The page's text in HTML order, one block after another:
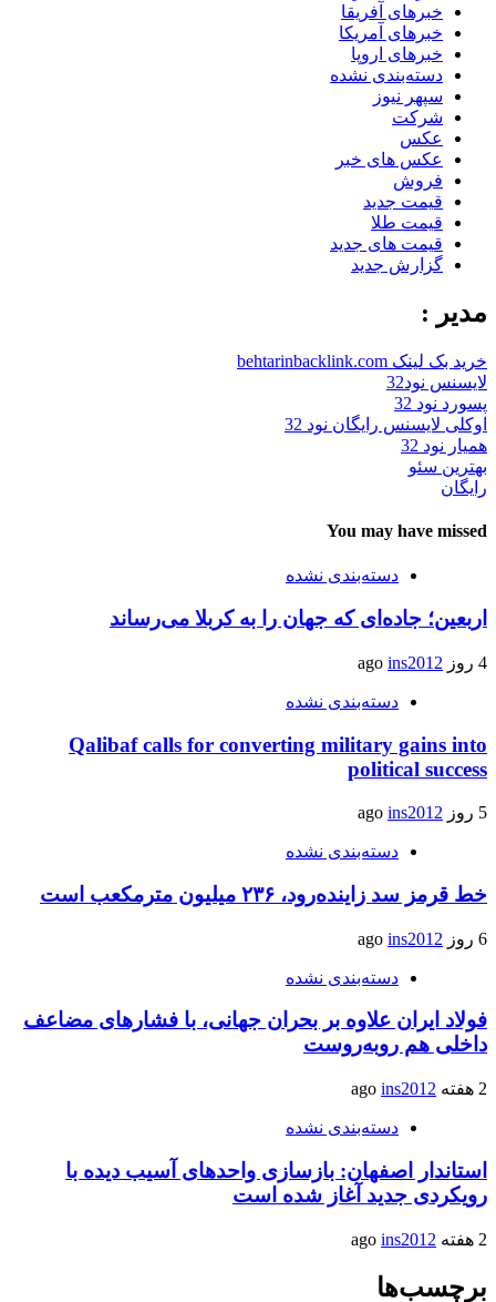
خبرهای آفریقا
خبرهای آمریکا
خبرهای اروپا
دسته‌بندی نشده
سپهر نیوز
شرکت
عکس
عکس های خبر
فروش
قیمت جدید
قیمت طلا
قیمت های جدید
گزارش جدید
مدیر :
خرید بک لینک behtarinbacklink.com
لایسنس نود32
پسورد نود 32
اوکلی لایسنس رایگان نود 32
همیار نود 32
بهترین سئو
رایگان
You may have missed
دسته‌بندی نشده
اربعین؛ جاده‌ای که جهان را به کربلا می‌رساند
4 روز ago ins2012
دسته‌بندی نشده
Qalibaf calls for converting military gains into
political success
5 روز ago ins2012
دسته‌بندی نشده
خط قرمز سد زاینده‌رود، ۲۳۶ میلیون مترمکعب است
6 روز ago ins2012
دسته‌بندی نشده
فولاد ایران علاوه بر بحران جهانی، با فشارهای مضاعف
داخلی هم روبه‌روست
2 هفته ago ins2012
دسته‌بندی نشده
استاندار اصفهان: بازسازی واحدهای آسیب دیده با
رویکردی جدید آغاز شده است
2 هفته ago ins2012
برچسب‌ها